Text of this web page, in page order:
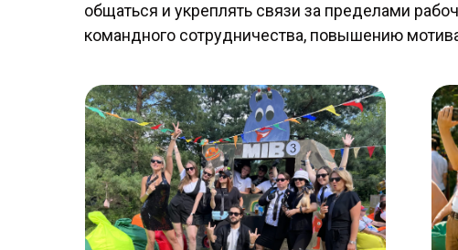
общаться и укреплять связи за пределами
командного сотрудничества, повышению